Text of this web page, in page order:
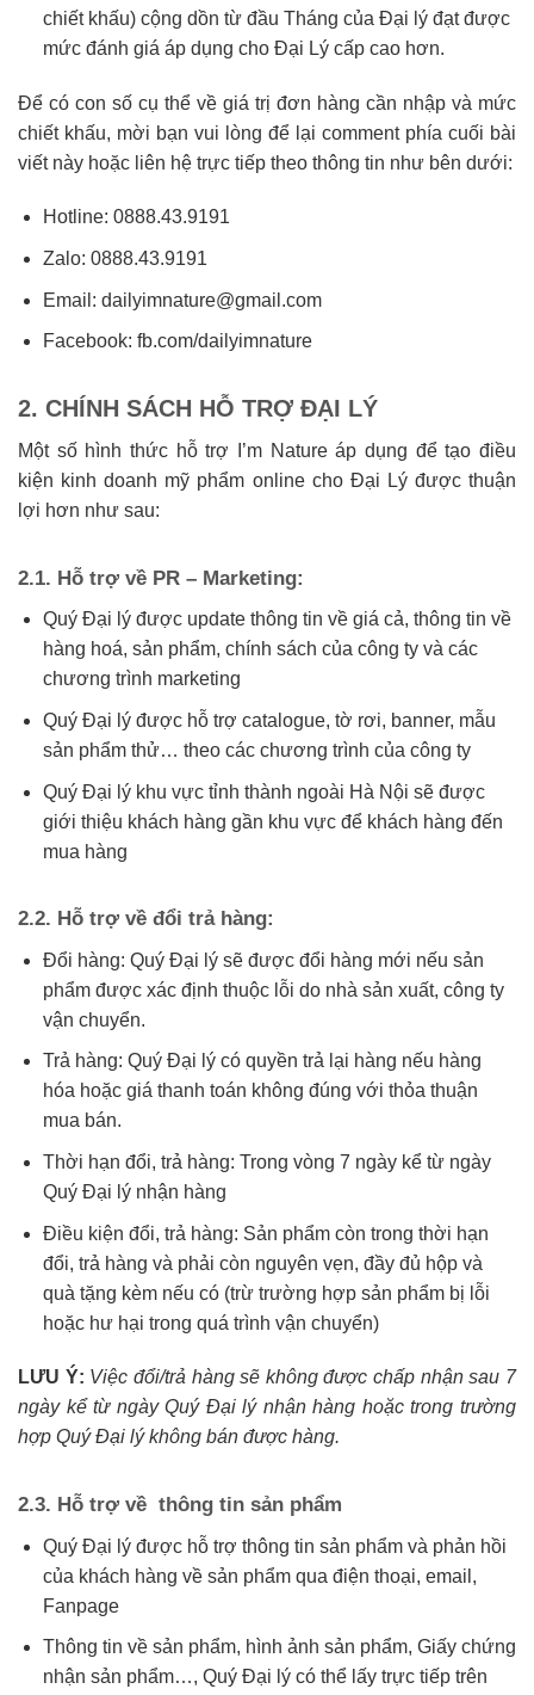
chiết khấu) cộng dồn từ đầu Tháng của Đại lý đạt được
mức đánh giá áp dụng cho Đại Lý cấp cao hơn.
Để có con số cụ thể về giá trị đơn hàng cần nhập và mức
chiết khấu, mời bạn vui lòng để lại comment phía cuối bài
viết này hoặc liên hệ trực tiếp theo thông tin như bên dưới:
Hotline: 0888.43.9191
Zalo: 0888.43.9191
Email: dailyimnature@gmail.com
Facebook: fb.com/dailyimnature
2. CHÍNH SÁCH HỖ TRỢ ĐẠI LÝ
Một số hình thức hỗ trợ I’m Nature áp dụng để tạo điều
kiện kinh doanh mỹ phẩm online cho Đại Lý được thuận
lợi hơn như sau:
2.1. Hỗ trợ về PR – Marketing:
Quý Đại lý được update thông tin về giá cả, thông tin về
hàng hoá, sản phẩm, chính sách của công ty và các
chương trình marketing
Quý Đại lý được hỗ trợ catalogue, tờ rơi, banner, mẫu
sản phẩm thử… theo các chương trình của công ty
Quý Đại lý khu vực tỉnh thành ngoài Hà Nội sẽ được
giới thiệu khách hàng gần khu vực để khách hàng đến
mua hàng
2.2. Hỗ trợ về đổi trả hàng:
Đổi hàng: Quý Đại lý sẽ được đổi hàng mới nếu sản
phẩm được xác định thuộc lỗi do nhà sản xuất, công ty
vận chuyển.
Trả hàng: Quý Đại lý có quyền trả lại hàng nếu hàng
hóa hoặc giá thanh toán không đúng với thỏa thuận
mua bán.
Thời hạn đổi, trả hàng: Trong vòng 7 ngày kể từ ngày
Quý Đại lý nhận hàng
Điều kiện đổi, trả hàng: Sản phẩm còn trong thời hạn
đổi, trả hàng và phải còn nguyên vẹn, đầy đủ hộp và
quà tặng kèm nếu có (trừ trường hợp sản phẩm bị lỗi
hoặc hư hại trong quá trình vận chuyển)
LƯU Ý: Việc đổi/trả hàng sẽ không được chấp nhận sau 7
ngày kể từ ngày Quý Đại lý nhận hàng hoặc trong trường
hợp Quý Đại lý không bán được hàng.
2.3. Hỗ trợ về thông tin sản phẩm
Quý Đại lý được hỗ trợ thông tin sản phẩm và phản hồi
của khách hàng về sản phẩm qua điện thoại, email,
Fanpage
Thông tin về sản phẩm, hình ảnh sản phẩm, Giấy chứng
nhận sản phẩm…, Quý Đại lý có thể lấy trực tiếp trên